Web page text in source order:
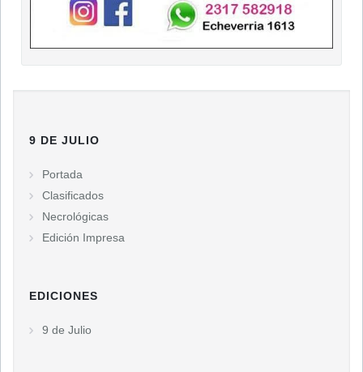
9 DE JULIO
Portada
Clasificados
Necrológicas
Edición Impresa
EDICIONES
9 de Julio